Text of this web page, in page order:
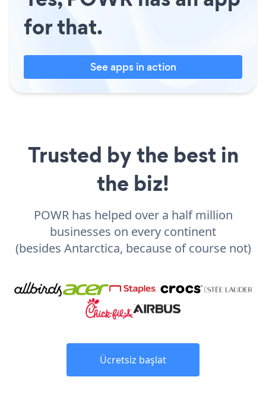
for that.
See apps in action
Trusted by the best in
the biz!
POWR has helped over a half million
businesses on every continent
(besides Antarctica, because of course not)
Ücretsiz başlat